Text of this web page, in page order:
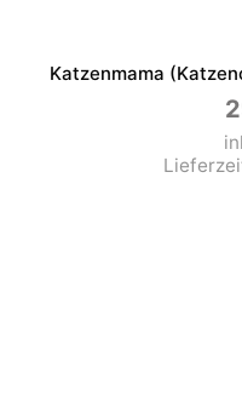
Katzenmama